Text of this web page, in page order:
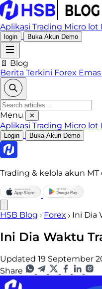
Aplikasi Trading Micro lot
login Buka Akun Demo
📄 Blog
Berita Terkini Forex Emas
Menu ✕
Aplikasi Trading Micro lot
Login Buka Akun Demo
Trading & kelola akun
HSB Blog Forex Ini Dia
Ini Dia Waktu
Updated 19 September
Share